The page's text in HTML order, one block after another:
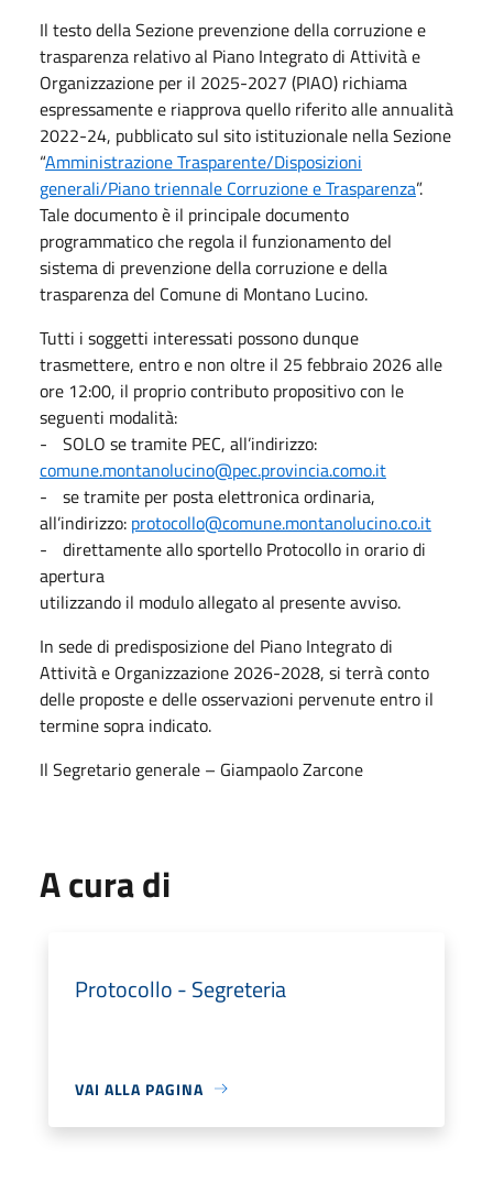
Il testo della Sezione prevenzione della corruzione e
trasparenza relativo al Piano Integrato di Attività e
Organizzazione per il 2025-2027 (PIAO) richiama
espressamente e riapprova quello riferito alle annualità
2022-24, pubblicato sul sito istituzionale nella Sezione
“Amministrazione Trasparente/Disposizioni
generali/Piano triennale Corruzione e Trasparenza”.
Tale documento è il principale documento
programmatico che regola il funzionamento del
sistema di prevenzione della corruzione e della
trasparenza del Comune di Montano Lucino.
Tutti i soggetti interessati possono dunque
trasmettere, entro e non oltre il 25 febbraio 2026 alle
ore 12:00, il proprio contributo propositivo con le
seguenti modalità:
-
SOLO se tramite PEC, all’indirizzo:
comune.montanolucino@pec.provincia.como.it
-
se tramite per posta elettronica ordinaria,
all’indirizzo: protocollo@comune.montanolucino.co.it
-
direttamente allo sportello Protocollo in orario di
apertura
utilizzando il modulo allegato al presente avviso.
In sede di predisposizione del Piano Integrato di
Attività e Organizzazione 2026-2028, si terrà conto
delle proposte e delle osservazioni pervenute entro il
termine sopra indicato.
Il Segretario generale – Giampaolo Zarcone
A cura di
Protocollo - Segreteria
VAI ALLA PAGINA